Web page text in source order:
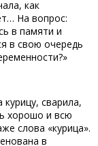
как
На вопрос:
в памяти и
в свою очередь
сварила,
хорошо и всю
слова «курица».
в